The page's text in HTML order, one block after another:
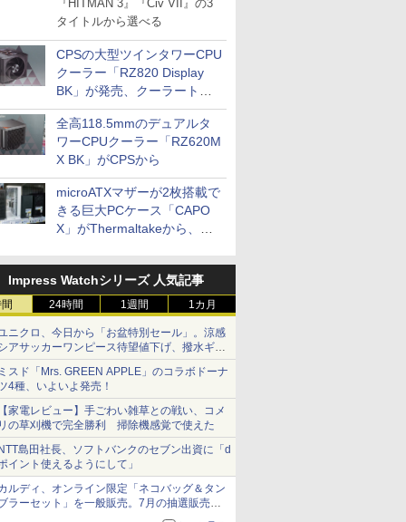
『HITMAN 3』『Civ VII』の3
タイトルから選べる
CPSの大型ツインタワーCPU
クーラー「RZ820 Display
BK」が発売、クーラートッ
プに5インチ液晶搭載
全高118.5mmのデュアルタ
ワーCPUクーラー「RZ620M
X BK」がCPSから
microATXマザーが2枚搭載で
きる巨大PCケース「CAPO
X」がThermaltakeから、カ
Impress Watchシリーズ 人気記事
24時間 1週間 1カ月
ニクロ、今日から「お盆特別セール」。涼感
アサッカーワンピース待望値下げ、撥水ギア
ョーツは1990円に
スド「Mrs. GREEN APPLE」のコラボドーナ
4種、いよいよ発売！
家電レビュー】手ごわい雑草との戦い、コメ
の草刈機で完全勝利 掃除機感覚で使えた
島田社長、ソフトバンクのセブン出資に「d
イント使えるようにして」
ルディ、オンライン限定「ネコバッグ＆タン
ラーセット」を一般販売。7月の抽選販売の